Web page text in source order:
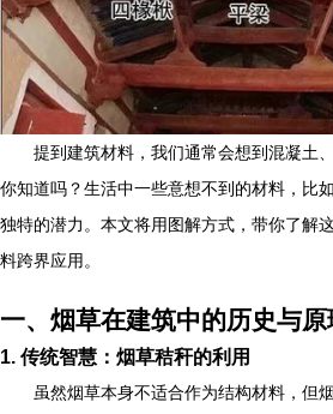
提到建筑材料，我们通常会想到混凝土
你知道吗？生活中一些意想不到的材料，比
独特的潜力。本文将用图解方式，带你了解
料跨界应用。
一、烟草在建筑中的历史与原
1. 传统智慧：烟草秸秆的利用
虽然烟草本身不适合作为结构材料，但